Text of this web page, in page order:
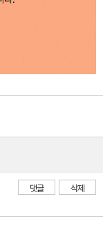
삭제
댓글